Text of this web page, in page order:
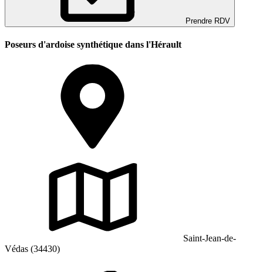
Prendre RDV
Poseurs d'ardoise synthétique dans l'Hérault
Saint-Jean-de-
Védas (34430)